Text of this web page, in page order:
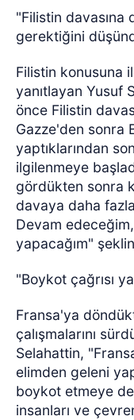
"Filistin davasına
gerektiğini
Filistin konusuna
yanıtlayan Yusuf
önce Filistin
Gazze'den sonra
yaptıklarından
ilgilenmeye
gördükten sonra
davaya daha
Devam
yapacağım"
"Boykot çağrısı
Fransa'ya
çalışmalarını
Selahattin,
elimden geleni
boykot etmeye
insanları ve